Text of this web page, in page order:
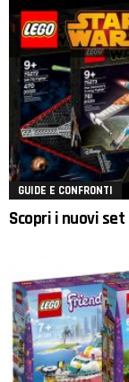
GUIDE E CONFRONTI
Scopri i nuovi